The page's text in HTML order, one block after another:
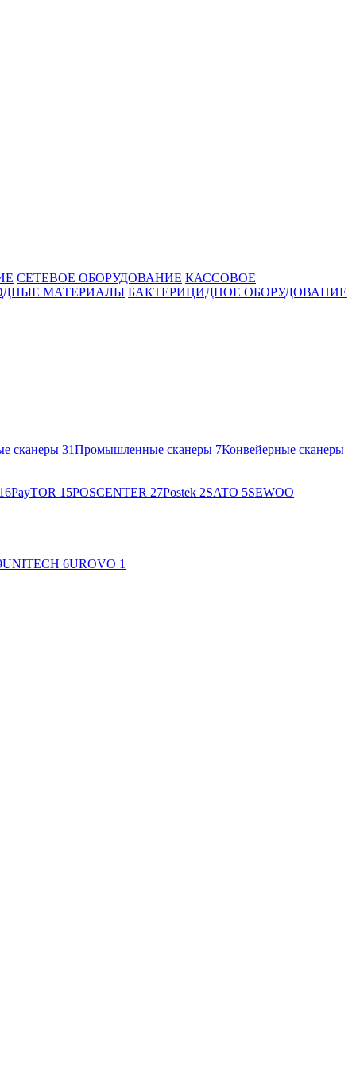
СЕТЕВОЕ ОБОРУДОВАНИЕ КАССОВОЕ
МАТЕРИАЛЫ БАКТЕРИЦИДНОЕ ОБОРУДОВАНИЕ
сканеры 31Промышленные сканеры 7Конвейерные сканеры
16PayTOR 15POSCENTER 27Postek 2SATO 5SEWOO
UNITECH 6UROVO 1